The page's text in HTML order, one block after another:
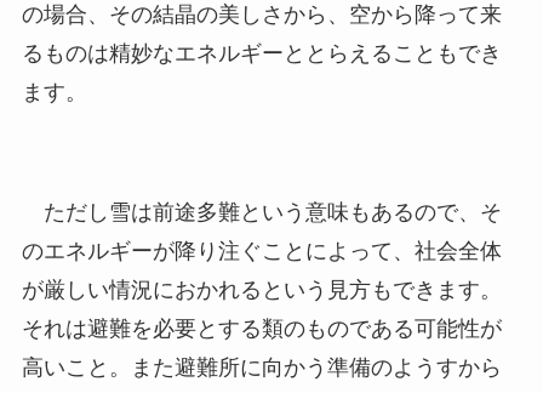
の場合、その結晶の美しさから、空から降って来
るものは精妙なエネルギーととらえることもでき
ます。
ただし雪は前途多難という意味もあるので、そ
のエネルギーが降り注ぐことによって、社会全体
が厳しい情況におかれるという見方もできます。
それは避難を必要とする類のものである可能性が
高いこと。また避難所に向かう準備のようすから